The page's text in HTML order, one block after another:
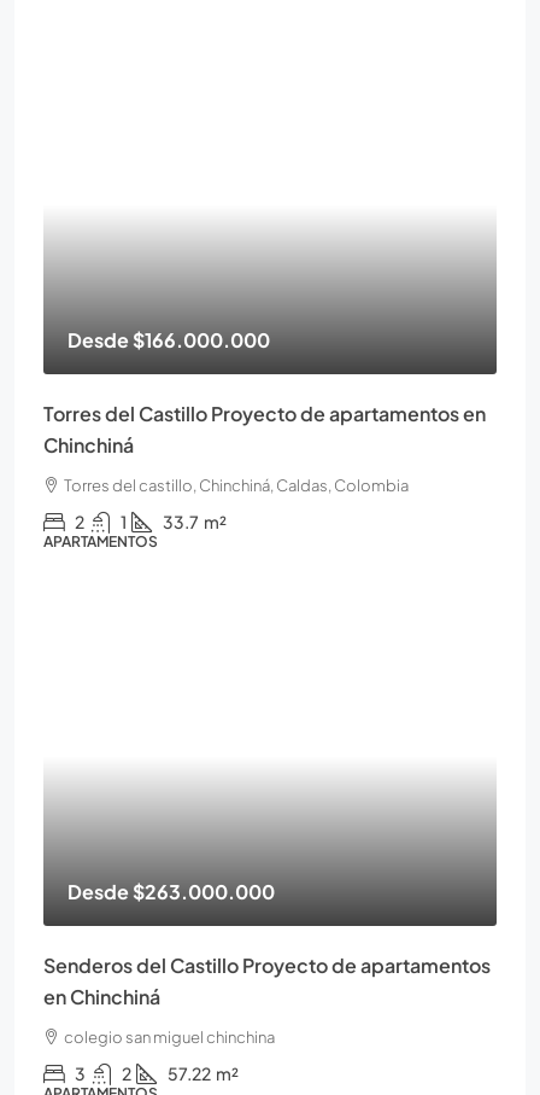
Desde$166.000.000
Torres del Castillo Proyecto de apartamentos en
Chinchiná
Torres del castillo, Chinchiná, Caldas, Colombia
2 1 33.7 m²
APARTAMENTOS
Desde$263.000.000
Senderos del Castillo Proyecto de apartamentos
en Chinchiná
colegio san miguel chinchina
3 2 57.22 m²